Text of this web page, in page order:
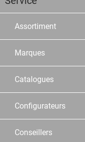
Assortiment
Marques
Catalogues
Configurateurs
Conseillers